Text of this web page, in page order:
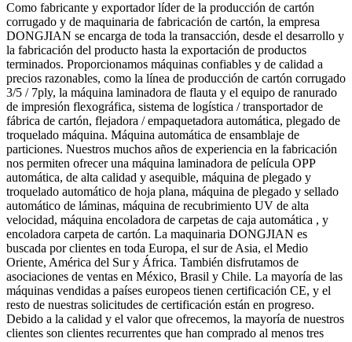
Como fabricante y exportador líder de la producción de cartón
corrugado y de maquinaria de fabricación de cartón, la empresa
DONGJIAN se encarga de toda la transacción, desde el desarrollo y
la fabricación del producto hasta la exportación de productos
terminados. Proporcionamos máquinas confiables y de calidad a
precios razonables, como la línea de producción de cartón corrugado
3/5 / 7ply, la máquina laminadora de flauta y el equipo de ranurado
de impresión flexográfica, sistema de logística / transportador de
fábrica de cartón, flejadora / empaquetadora automática, plegado de
troquelado máquina. Máquina automática de ensamblaje de
particiones. Nuestros muchos años de experiencia en la fabricación
nos permiten ofrecer una máquina laminadora de película OPP
automática, de alta calidad y asequible, máquina de plegado y
troquelado automático de hoja plana, máquina de plegado y sellado
automático de láminas, máquina de recubrimiento UV de alta
velocidad, máquina encoladora de carpetas de caja automática , y
encoladora carpeta de cartón. La maquinaria DONGJIAN es
buscada por clientes en toda Europa, el sur de Asia, el Medio
Oriente, América del Sur y África. También disfrutamos de
asociaciones de ventas en México, Brasil y Chile. La mayoría de las
máquinas vendidas a países europeos tienen certificación CE, y el
resto de nuestras solicitudes de certificación están en progreso.
Debido a la calidad y el valor que ofrecemos, la mayoría de nuestros
clientes son clientes recurrentes que han comprado al menos tres